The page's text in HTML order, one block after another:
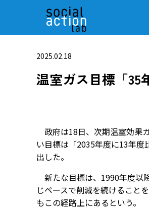
2025.02.18
温室ガス目標「35
政府は18日、次期温室効果
い目標は「2035年度に13年
出した。
新たな目標は、1990年度以
じペースで削減を続けること
もこの経路上にあるという。